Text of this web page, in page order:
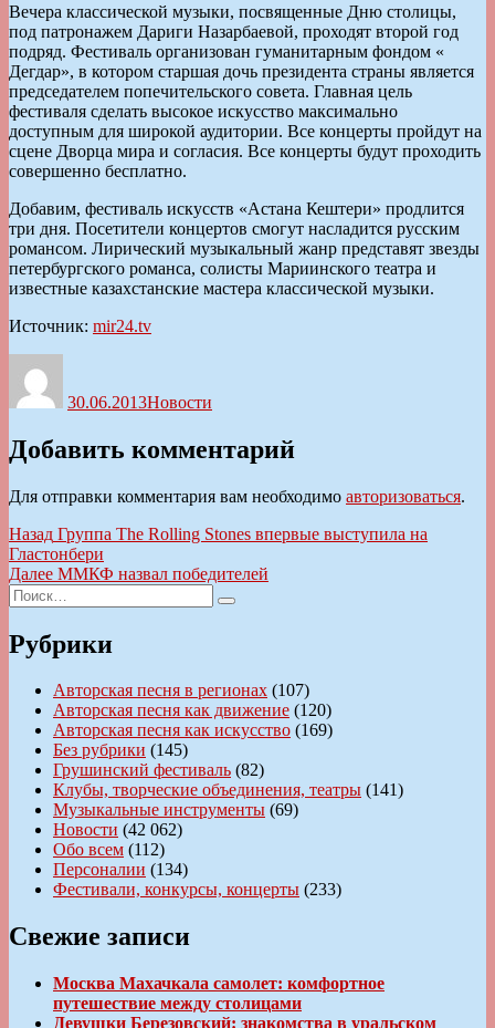
Вечера классической музыки, посвященные Дню столицы,
под патронажем Дариги Назарбаевой, проходят второй год
подряд. Фестиваль организован гуманитарным фондом «
Дегдар», в котором старшая дочь президента страны является
председателем попечительского совета. Главная цель
фестиваля сделать высокое искусство максимально
доступным для широкой аудитории. Все концерты пройдут на
сцене Дворца мира и согласия. Все концерты будут проходить
совершенно бесплатно.
Добавим, фестиваль искусств «Астана Кештери» продлится
три дня. Посетители концертов смогут насладится русским
романсом. Лирический музыкальный жанр представят звезды
петербургского романса, солисты Мариинского театра и
известные казахстанские мастера классической музыки.
Источник: mir24.tv
30.06.2013Новости
Добавить комментарий
Для отправки комментария вам необходимо авторизоваться.
Навигация
по
записям
Назад Предыдущая
запись:
Группа The Rolling Stones впервые выступила на
Гластонбери
Далее Следующая
ММКФ назвал победителей
Искать:
Поиск
Рубрики
Авторская песня в регионах (107)
Авторская песня как движение (120)
Авторская песня как искусство (169)
Без рубрики (145)
Грушинский фестиваль (82)
Клубы, творческие объединения, театры (141)
Музыкальные инструменты (69)
Новости (42 062)
Обо всем (112)
Персоналии (134)
Фестивали, конкурсы, концерты (233)
Свежие записи
Москва Махачкала самолет: комфортное
путешествие между столицами
Девушки Березовский: знакомства в уральском